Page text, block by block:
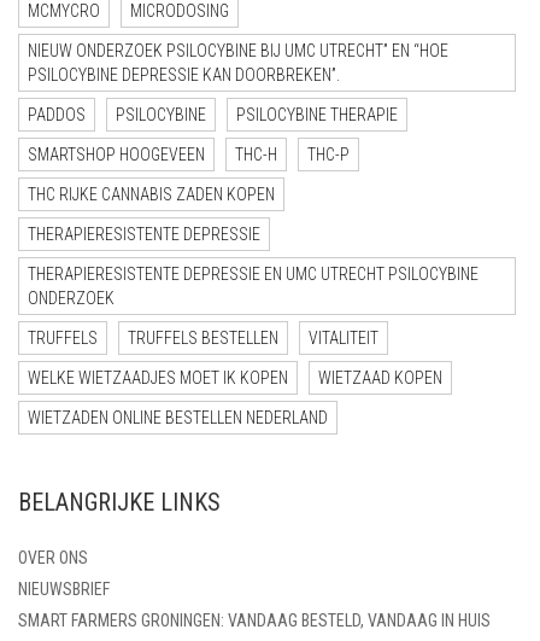
MCMYCRO MICRODOSING
NIEUW ONDERZOEK PSILOCYBINE BIJ UMC UTRECHT” EN “HOE
PSILOCYBINE DEPRESSIE KAN DOORBREKEN”.
PADDOS PSILOCYBINE PSILOCYBINE THERAPIE
SMARTSHOP HOOGEVEEN THC-H THC-P
THC RIJKE CANNABIS ZADEN KOPEN
THERAPIERESISTENTE DEPRESSIE
THERAPIERESISTENTE DEPRESSIE EN UMC UTRECHT PSILOCYBINE
ONDERZOEK
TRUFFELS TRUFFELS BESTELLEN VITALITEIT
WELKE WIETZAADJES MOET IK KOPEN WIETZAAD KOPEN
WIETZADEN ONLINE BESTELLEN NEDERLAND
BELANGRIJKE LINKS
OVER ONS
NIEUWSBRIEF
SMART FARMERS GRONINGEN: VANDAAG BESTELD, VANDAAG IN HUIS